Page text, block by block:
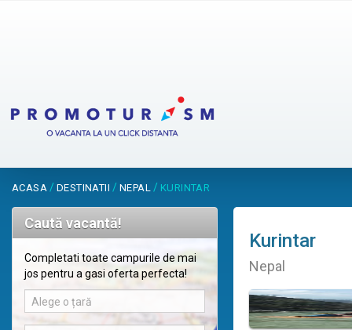
ACASA / DESTINATII / NEPAL / KURINTAR
Caută vacantă!
Completati toate campurile de mai
jos pentru a gasi oferta perfecta!
Alege o țară
Kurintar
Nepal